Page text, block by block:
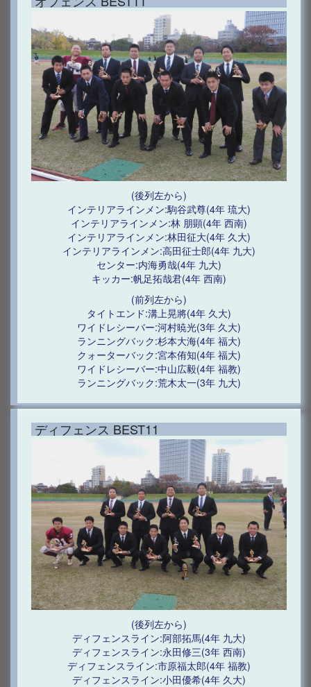
(後列左から)
インテリアラインメン:駒谷武尊(4年 琉大)
インテリアラインメン:林 朋顕(4年 西南)
インテリアラインメン:林田征大(4年 久大)
インテリアラインメン:高田征士郎(4年 九大)
センター:内海勇哉(4年 九大)
キッカー:帆足拓哉君(4年 西南)
(前列左から)
タイトエンド:溝上晃將(4年 久大)
ワイドレシーバー:河村暁光(3年 久大)
ランニングバック:杉本大海(4年 福大)
クォーターバック:宮本侑知(4年 福大)
ワイドレシーバー:中山広毅(4年 福教)
ランニングバック:荒木太一(3年 九大)
ディフェンス BEST11
(後列左から)
ディフェンスライン:阿部拓馬(4年 九大)
ディフェンスライン:永田修三(3年 西南)
ディフェンスライン:市原福太郎(4年 福教)
ディフェンスライン:小田優希(4年 久大)